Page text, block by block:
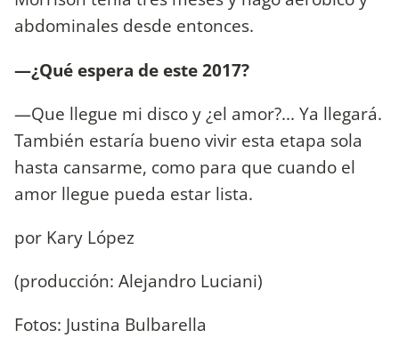
abdominales desde entonces.
—¿Qué espera de este 2017?
—Que llegue mi disco y ¿el amor?... Ya llegará.
También estaría bueno vivir esta etapa sola
hasta cansarme, como para que cuando el
amor llegue pueda estar lista.
por Kary López
(producción: Alejandro Luciani)
Fotos: Justina Bulbarella